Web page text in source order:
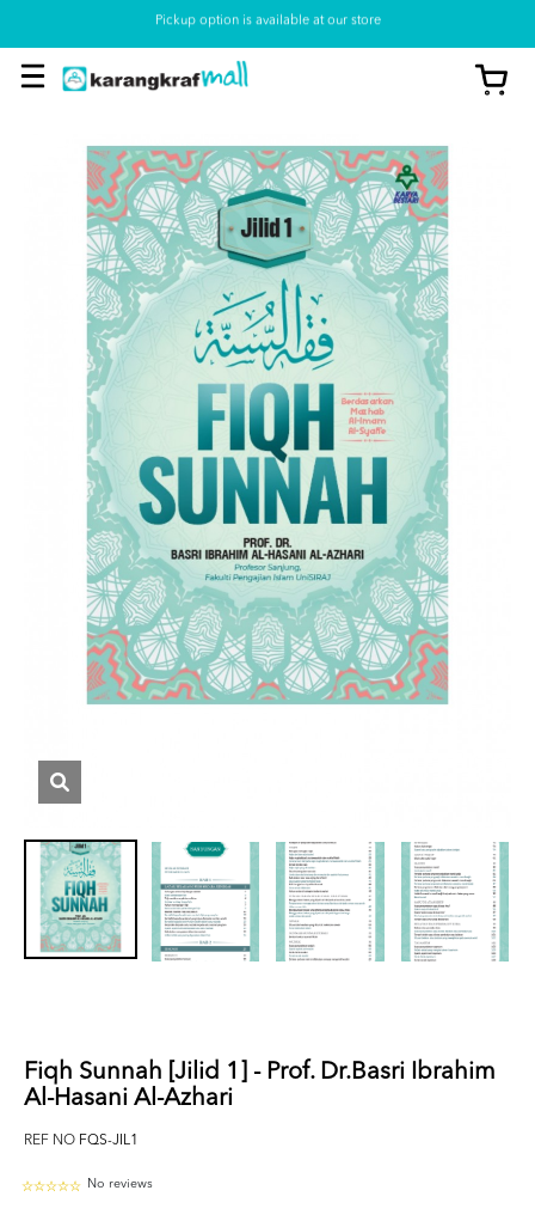
Pickup option is available at our store
Fiqh Sunnah [Jilid 1] - Prof. Dr.Basri Ibrahim
Al-Hasani Al-Azhari
REF NO FQS-JIL1
No reviews